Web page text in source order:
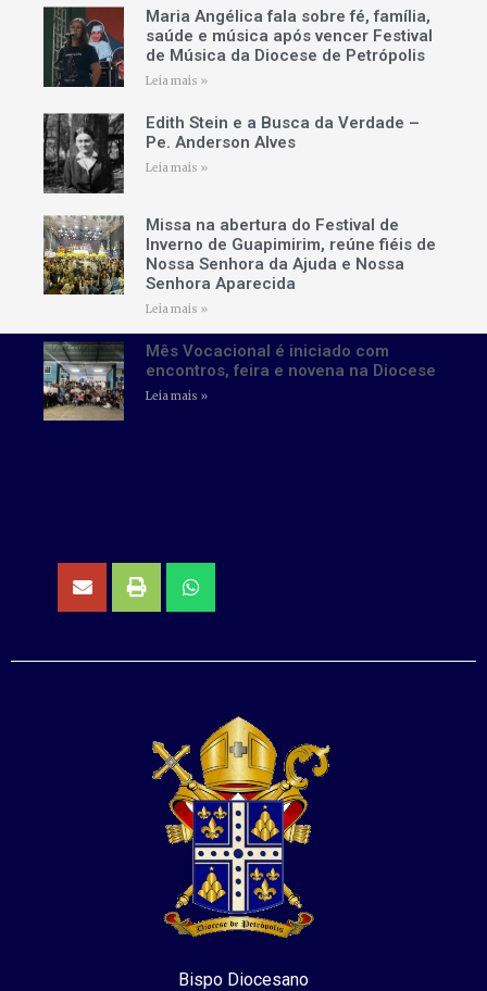
Maria Angélica fala sobre fé, família,
saúde e música após vencer Festival
de Música da Diocese de Petrópolis
Leia mais »
Edith Stein e a Busca da Verdade –
Pe. Anderson Alves
Leia mais »
Missa na abertura do Festival de
Inverno de Guapimirim, reúne fiéis de
Nossa Senhora da Ajuda e Nossa
Senhora Aparecida
Leia mais »
Mês Vocacional é iniciado com
encontros, feira e novena na Diocese
Leia mais »
Bispo Diocesano